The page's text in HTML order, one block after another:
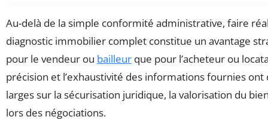
Au-delà de la simple conformité administrative, faire
diagnostic immobilier complet constitue un avantage
pour le vendeur ou bailleur que pour l’acheteur ou
précision et l’exhaustivité des informations fournies ont
larges sur la sécurisation juridique, la valorisation du
lors des négociations.